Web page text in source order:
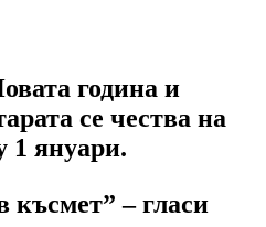
година и
се чества на
1 януари.
късмет” – гласи